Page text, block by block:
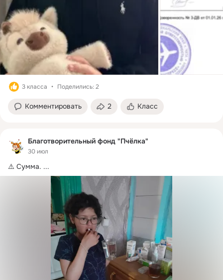
3 класса Поделились: 2
Комментировать 2 Класс
Благотворительный фонд "Пчёлка"
30 июл
⚠️ Сумма. ...